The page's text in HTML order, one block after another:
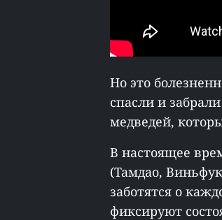
Но это
спасли и
медведей,
В настоящее
(Тамдао,
заботятся о
фиксируют